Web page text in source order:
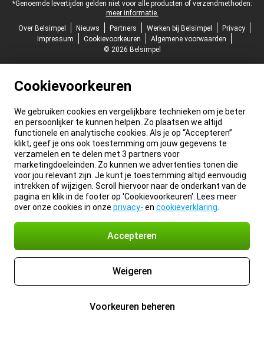
*Genoemde levertijden gelden niet voor alle producten of verzendmethoden:
meer informatie.
Over Belsimpel
Nieuws Partners Werken bij Belsimpel
Privacy
Impressum
Cookievoorkeuren
Algemene voorwaarden
© 2026 Belsimpel
Cookievoorkeuren
We gebruiken cookies en vergelijkbare technieken om je beter
en persoonlijker te kunnen helpen. Zo plaatsen we altijd
functionele en analytische cookies. Als je op “Accepteren”
klikt, geef je ons ook toestemming om jouw gegevens te
verzamelen en te delen met 3 partners voor
marketingdoeleinden. Zo kunnen we advertenties tonen die
voor jou relevant zijn. Je kunt je toestemming altijd eenvoudig
intrekken of wijzigen. Scroll hiervoor naar de onderkant van de
pagina en klik in de footer op 'Cookievoorkeuren'. Lees meer
over onze cookies in onze privacy- en cookieverklaring
Accepteren
Weigeren
Voorkeuren beheren